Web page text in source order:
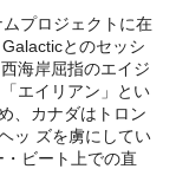
プロジェクトに在
とのセッシ
海岸屈指のエイジ
エイリアン」とい
、カナダはトロン
ッ ズを虜にしてい
ビート上での直